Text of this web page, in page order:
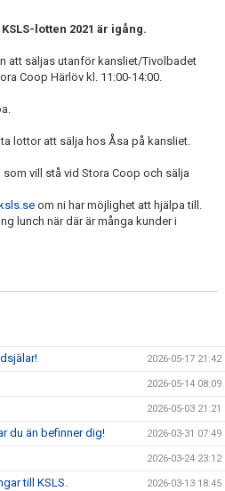
lotten 2021 är igång.
att säljas utanför kansliet/Tivolbadet
Coop Härlöv kl. 11:00-14:00.
lottor att sälja hos Åsa på kansliet.
vill stå vid Stora Coop och sälja
om ni har möjlighet att hjälpa till.
lunch när där är många kunder i
2026-05-17 21:42
2026-05-14 08:09
2026-05-03 21:21
du än befinner dig! 2026-03-31 07:49
2026-03-24 23:12
till KSLS. 2026-03-13 18:45